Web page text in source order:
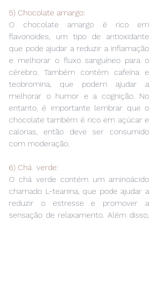
5) Chocolate amargo:
O chocolate amargo é rico em
flavonoides, um tipo de antioxidante
que pode ajudar a reduzir a inflamação
e melhorar o fluxo sanguíneo para o
cérebro. Também contém cafeína e
teobromina, que podem ajudar a
melhorar o humor e a cognição. No
entanto, é importante lembrar que o
chocolate também é rico em açúcar e
calorias, então deve ser consumido
com moderação.
6) Chá  verde:
O chá verde contém um aminoácido
chamado L-teanina, que pode ajudar a
reduzir o estresse e promover a
sensação de relaxamento. Além disso,